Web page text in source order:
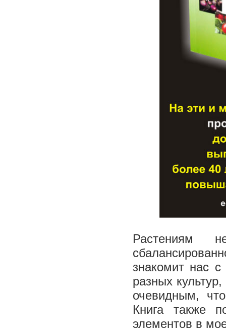
Растениям
знакомит нас с
разных
очевидным,
Книга также
элементов в